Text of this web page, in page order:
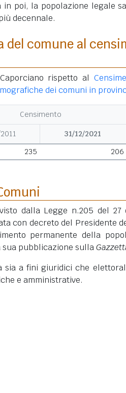
poi, la popolazione legale
decennale.
del comune al
rispetto al
dei comuni in
Censimento
31/12/2021
235 206
dalla Legge n.205 del 27
con decreto del Presidente
permanente della
pubblicazione sulla
sia a fini giuridici che
e amministrative.